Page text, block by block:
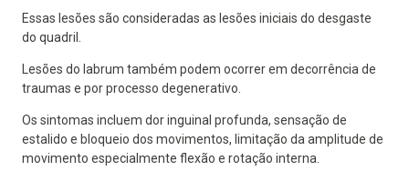
Essas lesões são consideradas as lesões iniciais do desgaste
do quadril.
Lesões do labrum também podem ocorrer em decorrência de
traumas e por processo degenerativo.
Os sintomas incluem dor inguinal profunda, sensação de
estalido e bloqueio dos movimentos, limitação da amplitude de
movimento especialmente flexão e rotação interna.